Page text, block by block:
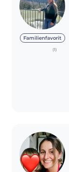
Familienfavorit
(1)